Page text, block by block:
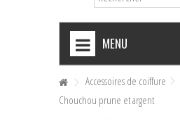
MENU
NOEUDS PAPILLON HOMME
NOEUDS PAPILLON FEMME
Accessoires de coiffure
Chouchou prune et argent